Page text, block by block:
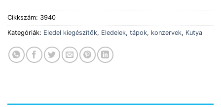
Cikkszám: 3940
Kategóriák: Eledel kiegészítők, Eledelek, tápok, konzervek, Kutya